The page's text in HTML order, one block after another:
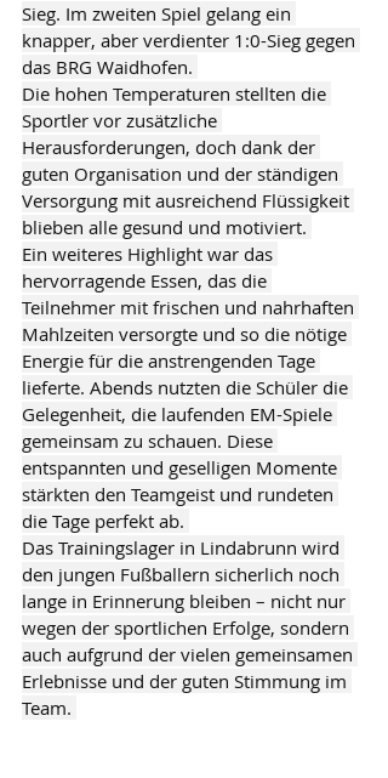
Sieg. Im zweiten Spiel gelang ein
knapper, aber verdienter 1:0-Sieg gegen
das BRG Waidhofen.
Die hohen Temperaturen stellten die
Sportler vor zusätzliche
Herausforderungen, doch dank der
guten Organisation und der ständigen
Versorgung mit ausreichend Flüssigkeit
blieben alle gesund und motiviert.
Ein weiteres Highlight war das
hervorragende Essen, das die
Teilnehmer mit frischen und nahrhaften
Mahlzeiten versorgte und so die nötige
Energie für die anstrengenden Tage
lieferte. Abends nutzten die Schüler die
Gelegenheit, die laufenden EM-Spiele
gemeinsam zu schauen. Diese
entspannten und geselligen Momente
stärkten den Teamgeist und rundeten
die Tage perfekt ab.
Das Trainingslager in Lindabrunn wird
den jungen Fußballern sicherlich noch
lange in Erinnerung bleiben – nicht nur
wegen der sportlichen Erfolge, sondern
auch aufgrund der vielen gemeinsamen
Erlebnisse und der guten Stimmung im
Team.